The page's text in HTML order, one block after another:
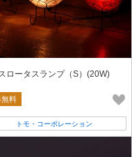
ロータスランプ（S）(20W)
無料
トモ・コーポレーション